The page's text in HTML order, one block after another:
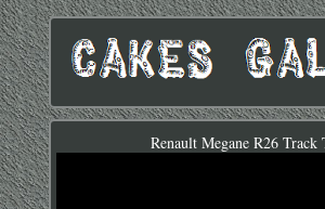
Renault Megane R26 Track